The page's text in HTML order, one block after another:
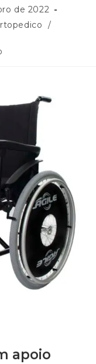
de 2022
/
apoio